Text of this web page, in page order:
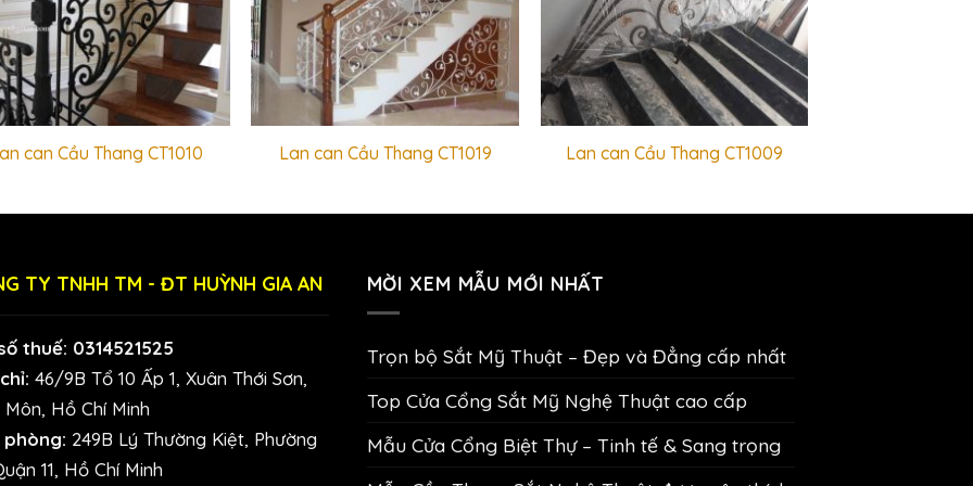
can Cầu Thang CT1010 Lan can Cầu Thang CT1019 Lan can Cầu Thang CT1009
TY TNHH TM - ĐT HUỲNH GIA AN
thuế: 0314521525
46/9B Tổ 10 Ấp 1, Xuân Thới Sơn,
Hồ Chí Minh
phòng: 249B Lý Thường Kiệt, Phường
11, Hồ Chí Minh
MỜI XEM MẪU MỚI NHẤT
Trọn bộ Sắt Mỹ Thuật – Đẹp và Đẳng cấp nhất
Top Cửa Cổng Sắt Mỹ Nghệ Thuật cao cấp
Mẫu Cửa Cổng Biệt Thự – Tinh tế & Sang trọng